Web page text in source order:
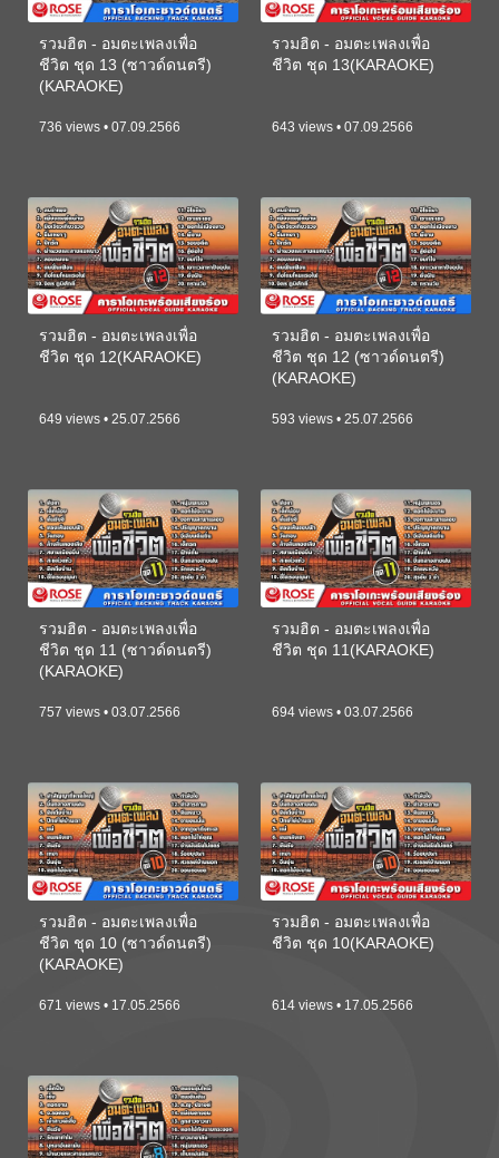
รวมฮิต - อมตะเพลงเพื่อ
ชีวิต ชุด 13 (ซาวด์ดนตรี)
(KARAOKE)
736 views • 07.09.2566
รวมฮิต - อมตะเพลงเพื่อ
ชีวิต ชุด 13(KARAOKE)
643 views • 07.09.2566
รวมฮิต - อมตะเพลงเพื่อ
ชีวิต ชุด 12(KARAOKE)
649 views • 25.07.2566
รวมฮิต - อมตะเพลงเพื่อ
ชีวิต ชุด 12 (ซาวด์ดนตรี)
(KARAOKE)
593 views • 25.07.2566
รวมฮิต - อมตะเพลงเพื่อ
ชีวิต ชุด 11 (ซาวด์ดนตรี)
(KARAOKE)
757 views • 03.07.2566
รวมฮิต - อมตะเพลงเพื่อ
ชีวิต ชุด 11(KARAOKE)
694 views • 03.07.2566
รวมฮิต - อมตะเพลงเพื่อ
ชีวิต ชุด 10 (ซาวด์ดนตรี)
(KARAOKE)
671 views • 17.05.2566
รวมฮิต - อมตะเพลงเพื่อ
ชีวิต ชุด 10(KARAOKE)
614 views • 17.05.2566